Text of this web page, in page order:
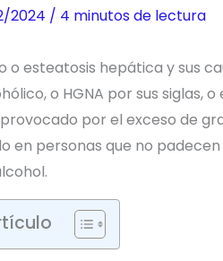
2024 / 4 minutos de lectura
o esteatosis hepática y sus
o HGNA por sus siglas,
por el exceso de
en personas que no